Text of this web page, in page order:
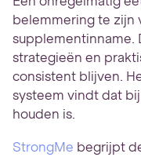
belemmering te zijn
supplementinname.
strategieën en
consistent blijven.
systeem vindt dat
houden is.
StrongMe begrijpt